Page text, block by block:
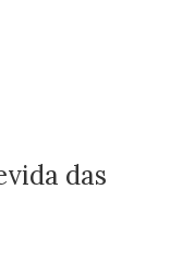
das